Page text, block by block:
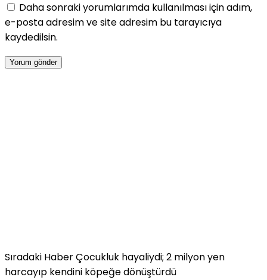
Daha sonraki yorumlarımda kullanılması için adım,
e-posta adresim ve site adresim bu tarayıcıya
kaydedilsin.
Sıradaki HaberÇocukluk hayaliydi; 2 milyon yen
harcayıp kendini köpeğe dönüştürdü